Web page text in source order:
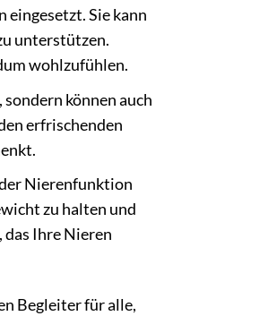
Sie kann
unterstützen.
wohlzufühlen.
können auch
erfrischenden
Nierenfunktion
zu halten und
Ihre Nieren
Begleiter für alle,